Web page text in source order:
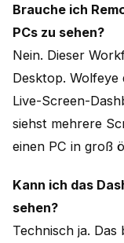
Brauche ich
PCs zu sehen?
Nein. Dieser
Desktop.
Live-Screen-
siehst mehrere
einen PC in groß
Kann ich das
sehen?
Technisch ja.